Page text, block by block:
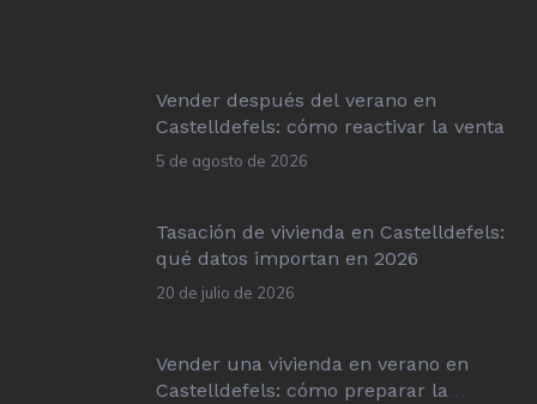
Vender después del verano en
Castelldefels: cómo reactivar la venta
5 de agosto de 2026
Tasación de vivienda en Castelldefels:
qué datos importan en 2026
20 de julio de 2026
Vender una vivienda en verano en
Castelldefels: cómo preparar la